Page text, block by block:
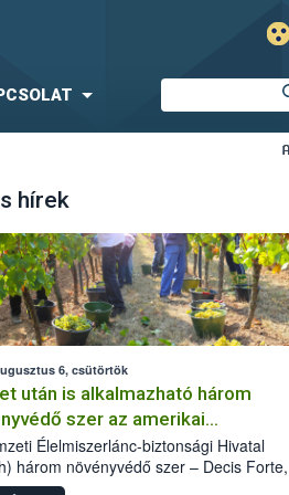
hírek
6, csütörtök
után is alkalmazható három
szer az amerikai
ellen
Élelmiszerlánc-biztonsági Hivatal
három növényvédő szer – Decis Forte,
24 EW, Oroganic – engedélyokiratát